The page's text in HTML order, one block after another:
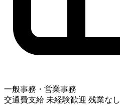
一般事務・営業事務
交通費支給 未経験歓迎 残業なし